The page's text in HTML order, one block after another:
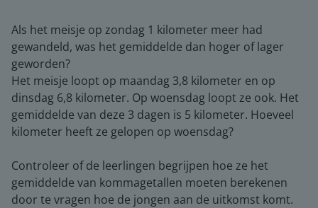
Als het meisje op zondag 1 kilometer meer had
gewandeld, was het gemiddelde dan hoger of lager
geworden?
Het meisje loopt op maandag 3,8 kilometer en op
dinsdag 6,8 kilometer. Op woensdag loopt ze ook. Het
gemiddelde van deze 3 dagen is 5 kilometer. Hoeveel
kilometer heeft ze gelopen op woensdag?
Controleer of de leerlingen begrijpen hoe ze het
gemiddelde van kommagetallen moeten berekenen
door te vragen hoe de jongen aan de uitkomst komt.